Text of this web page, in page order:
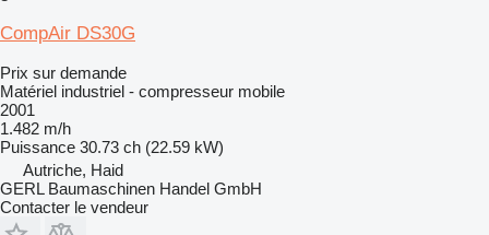
CompAir DS30G
Prix sur demande
Matériel industriel - compresseur mobile
2001
1.482 m/h
Puissance 30.73 ch (22.59 kW)
Autriche, Haid
GERL Baumaschinen Handel GmbH
Contacter le vendeur